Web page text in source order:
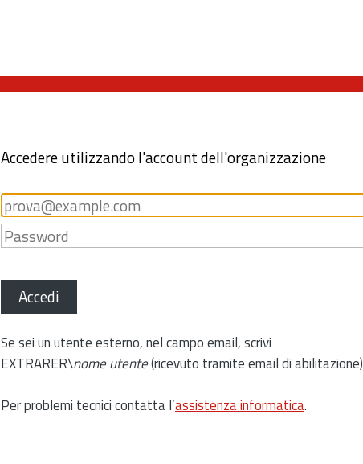
Accedere utilizzando l'account dell'organizzazione
Accedi
Se sei un utente esterno, nel campo email, scrivi
EXTRARER\nome utente(ricevuto tramite email di abilitazione)
Per problemi tecnici contatta l’assistenza informatica.